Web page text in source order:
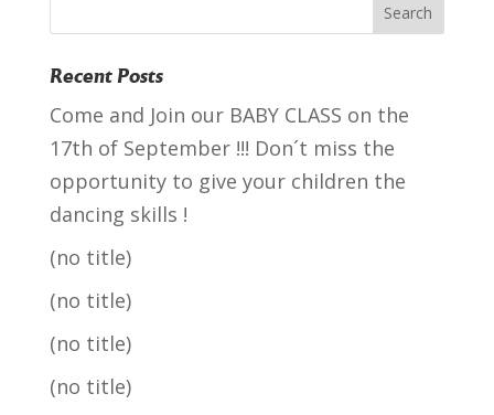
Recent Posts
Come and Join our BABY CLASS on the
17th of September !!! Don´t miss the
opportunity to give your children the
dancing skills !
(no title)
(no title)
(no title)
(no title)